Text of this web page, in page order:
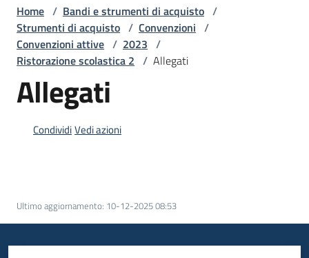
telematici
Bandi
Supporto
Home / Bandi e strumenti di acquisto /
Strumenti di acquisto / Convenzioni /
Convenzioni attive / 2023 /
Ristorazione scolastica 2 / Allegati
Allegati
CondividiVedi azioni
Ultimo aggiornamento: 10-12-2025 08:53